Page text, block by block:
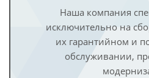
Наша компания
исключительно на
их гарантийном и
обслуживании,